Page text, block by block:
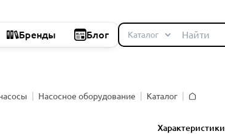
Бренды Блог
Насосное оборудование
Каталог
Характеристики